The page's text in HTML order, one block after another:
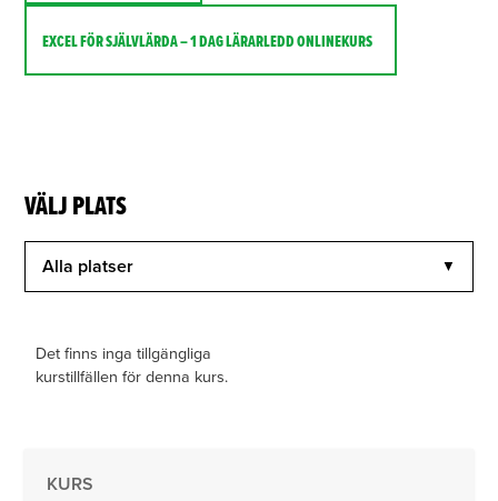
EXCEL FÖR SJÄLVLÄRDA – 1 DAG LÄRARLEDD ONLINEKURS
VÄLJ PLATS
Alla platser ▼
Det finns inga tillgängliga
kurstillfällen för denna kurs.
KURS